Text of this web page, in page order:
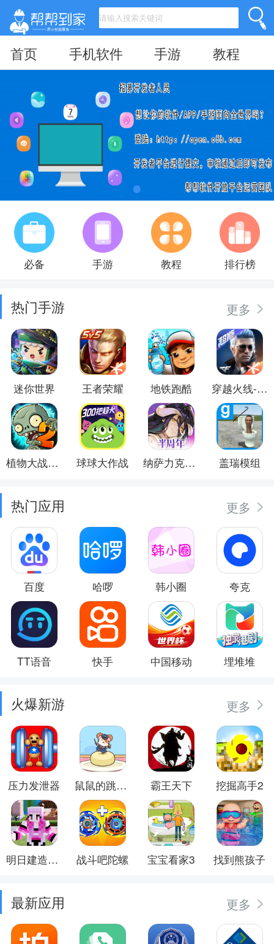
首页 手机软件 手游 教程
必备 手游 教程 排行榜
热门手游 更多
迷你世界 王者荣耀 地铁跑酷 穿越火线-枪战王者
植物大战僵尸2 球球大作战 纳萨力克之王 盖瑞模组
热门应用 更多
百度 哈啰 韩小圈 夸克
TT语音 快手 中国移动 埋堆堆
火爆新游 更多
压力发泄器 鼠鼠的跳跃冒险 霸王天下 挖掘高手2
明日建造大师 战斗吧陀螺 宝宝看家3 找到熊孩子
最新应用 更多